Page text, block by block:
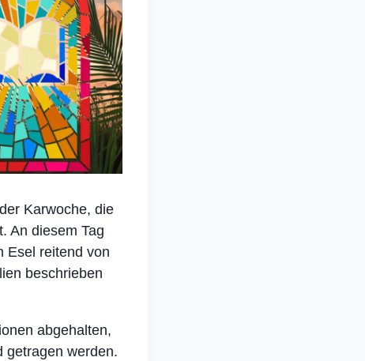
Karwoche, die
An diesem Tag
Esel reitend von
beschrieben
abgehalten,
getragen werden.